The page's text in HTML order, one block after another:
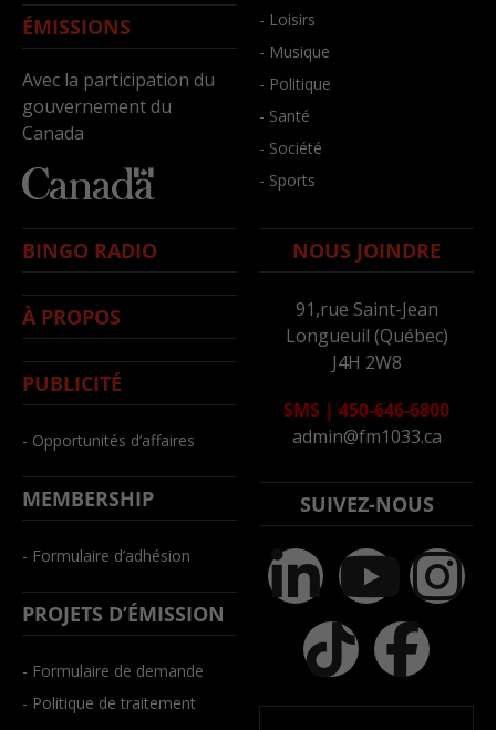
ÉMISSIONS
Avec la participation du
gouvernement du
Canada
- Loisirs
- Musique
- Politique
- Santé
- Société
- Sports
BINGO RADIO
À PROPOS
PUBLICITÉ
- Opportunités d’affaires
MEMBERSHIP
- Formulaire d’adhésion
PROJETS D’ÉMISSION
- Formulaire de demande
- Politique de traitement
NOUS JOINDRE
91,rue Saint-Jean
Longueuil (Québec)
J4H 2W8
SMS | 450-646-6800
admin@fm1033.ca
SUIVEZ-NOUS